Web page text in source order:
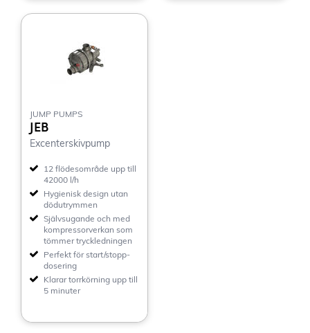
JUMP PUMPS
JEB
Excenterskivpump
12 flödesområde upp till
42000 l/h
Hygienisk design utan
dödutrymmen
Självsugande och med
kompressorverkan som
tömmer tryckledningen
Perfekt för start/stopp-
dosering
Klarar torrkörning upp till
5 minuter